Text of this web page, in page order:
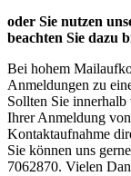
oder Sie nutzen
beachten Sie dazu
Bei hohem
Anmeldungen zu
Sollten Sie
Ihrer Anmeldung
Kontaktaufnahme
Sie können uns
7062870. Vielen